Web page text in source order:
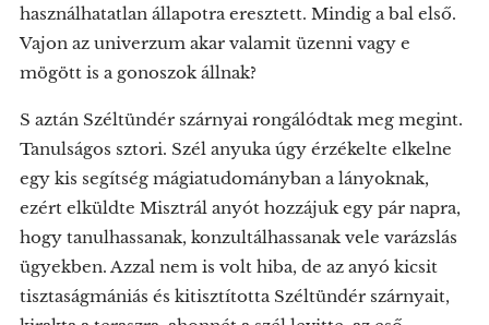
használhatatlan állapotra eresztett. Mindig a bal első.
Vajon az univerzum akar valamit üzenni vagy e
mögött is a gonoszok állnak?
S aztán Széltündér szárnyai rongálódtak meg megint.
Tanulságos sztori. Szél anyuka úgy érzékelte elkelne
egy kis segítség mágiatudományban a lányoknak,
ezért elküldte Misztrál anyót hozzájuk egy pár napra,
hogy tanulhassanak, konzultálhassanak vele varázslás
ügyekben. Azzal nem is volt hiba, de az anyó kicsit
tisztaságmániás és kitisztította Széltündér szárnyait,